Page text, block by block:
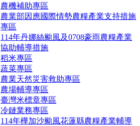
農機補助專區
農業部因應國際情勢農糧產業支持措施
專區
114年丹娜絲颱風及0708豪雨農糧產業
協助輔導措施
稻米專區
蔬菜專區
農業天然災害救助專區
農場輔導專區
臺灣米標章專區
冷鏈業務專區
114年樺加沙颱風花蓮縣農糧產業輔導